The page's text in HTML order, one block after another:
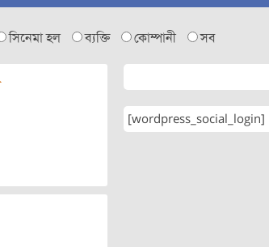
সিনেমা হল ব্যক্তি কোম্পানী সব
[wordpress_social_login]